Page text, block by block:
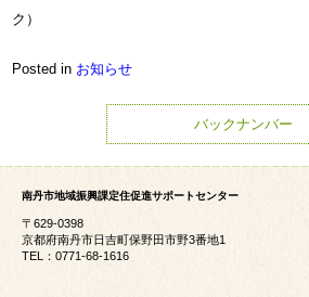
ク）
Posted in お知らせ
バックナンバー
南丹市地域振興課定住促進サポートセンター
〒629-0398
京都府南丹市日吉町保野田市野3番地1
TEL：0771-68-1616